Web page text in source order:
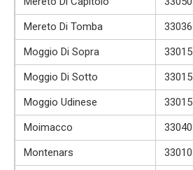
Mereto Di Tomba
33036
Moggio Di Sopra
33015
Moggio Di Sotto
33015
Moggio Udinese
33015
Moimacco
33040
Montenars
33010